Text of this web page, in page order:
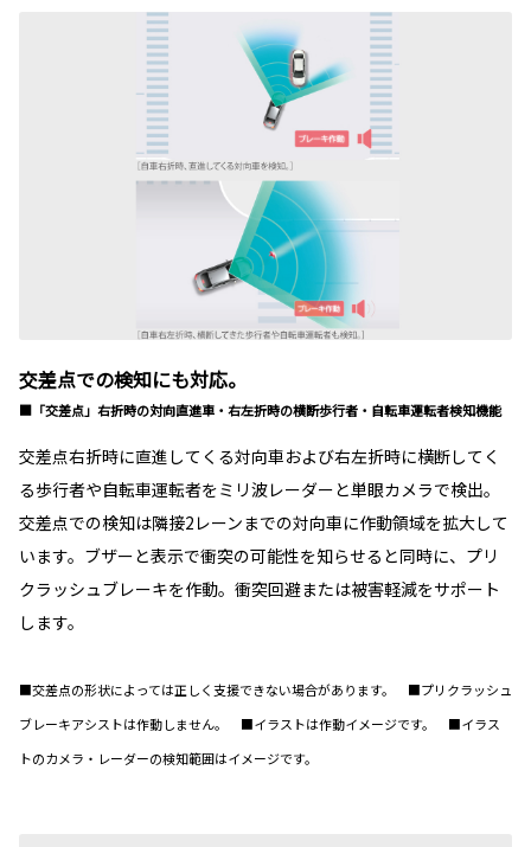
交差点での検知にも対応。
■「交差点」右折時の対向直進車・右左折時の横断歩行者・自転車運転者検知機能
交差点右折時に直進してくる対向車および右左折時に横断してく
る歩行者や自転車運転者をミリ波レーダーと単眼カメラで検出。
交差点での検知は隣接2レーンまでの対向車に作動領域を拡大して
います。ブザーと表示で衝突の可能性を知らせると同時に、プリ
クラッシュブレーキを作動。衝突回避または被害軽減をサポート
します。
■交差点の形状によっては正しく支援できない場合があります。 ■プリクラッシュ
ブレーキアシストは作動しません。 ■イラストは作動イメージです。 ■イラス
トのカメラ・レーダーの検知範囲はイメージです。